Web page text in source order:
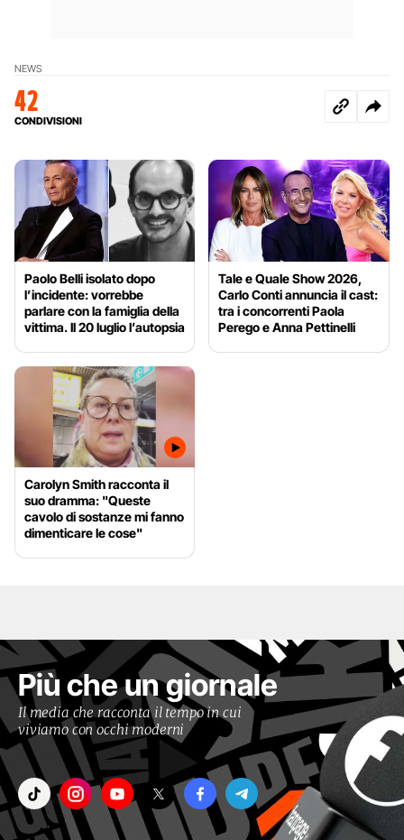
NEWS
42
CONDIVISIONI
Paolo Belli isolato dopo
l’incidente: vorrebbe
parlare con la famiglia della
vittima. Il 20 luglio l’autopsia
Tale e Quale Show 2026,
Carlo Conti annuncia il cast:
tra i concorrenti Paola
Perego e Anna Pettinelli
Carolyn Smith racconta il
suo dramma: "Queste
cavolo di sostanze mi fanno
dimenticare le cose"
Più che un giornale
Il media che racconta il tempo in cui
viviamo con occhi moderni